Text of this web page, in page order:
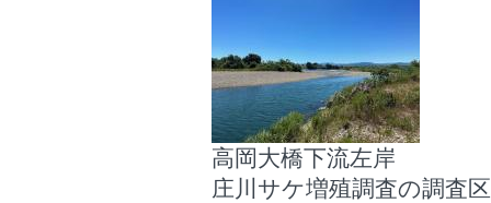
高岡大橋下流左岸
庄川サケ増殖調査の調査